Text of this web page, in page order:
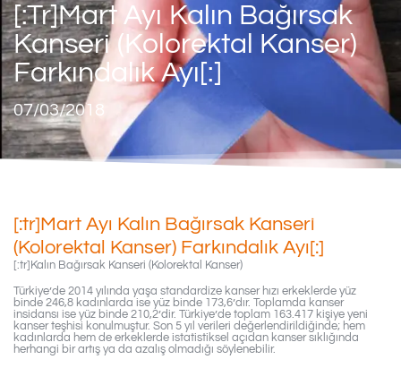
[:tr]Mart Ayı Kalın Bağırsak
Kanseri (Kolorektal Kanser)
Farkındalık Ayı[:]
07/03/2018
[:tr]Mart Ayı Kalın Bağırsak Kanseri
(Kolorektal Kanser) Farkındalık Ayı[:]
[:tr]Kalın Bağırsak Kanseri (Kolorektal Kanser)
Türkiye’de 2014 yılında yaşa standardize kanser hızı erkeklerde yüz
binde 246,8 kadınlarda ise yüz binde 173,6’dır. Toplamda kanser
insidansı ise yüz binde 210,2’dir. Türkiye’de toplam 163.417 kişiye yeni
kanser teşhisi konulmuştur. Son 5 yıl verileri değerlendirildiğinde; hem
kadınlarda hem de erkeklerde istatistiksel açıdan kanser sıklığında
herhangi bir artış ya da azalış olmadığı söylenebilir.